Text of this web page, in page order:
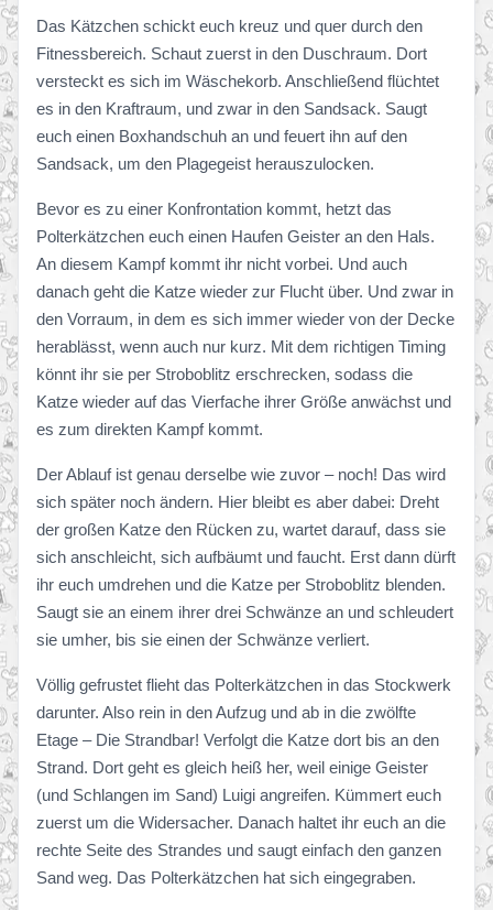
Das Kätzchen schickt euch kreuz und quer durch den
Fitnessbereich. Schaut zuerst in den Duschraum. Dort
versteckt es sich im Wäschekorb. Anschließend flüchtet
es in den Kraftraum, und zwar in den Sandsack. Saugt
euch einen Boxhandschuh an und feuert ihn auf den
Sandsack, um den Plagegeist herauszulocken.
Bevor es zu einer Konfrontation kommt, hetzt das
Polterkätzchen euch einen Haufen Geister an den Hals.
An diesem Kampf kommt ihr nicht vorbei. Und auch
danach geht die Katze wieder zur Flucht über. Und zwar in
den Vorraum, in dem es sich immer wieder von der Decke
herablässt, wenn auch nur kurz. Mit dem richtigen Timing
könnt ihr sie per Stroboblitz erschrecken, sodass die
Katze wieder auf das Vierfache ihrer Größe anwächst und
es zum direkten Kampf kommt.
Der Ablauf ist genau derselbe wie zuvor – noch! Das wird
sich später noch ändern. Hier bleibt es aber dabei: Dreht
der großen Katze den Rücken zu, wartet darauf, dass sie
sich anschleicht, sich aufbäumt und faucht. Erst dann dürft
ihr euch umdrehen und die Katze per Stroboblitz blenden.
Saugt sie an einem ihrer drei Schwänze an und schleudert
sie umher, bis sie einen der Schwänze verliert.
Völlig gefrustet flieht das Polterkätzchen in das Stockwerk
darunter. Also rein in den Aufzug und ab in die zwölfte
Etage – Die Strandbar! Verfolgt die Katze dort bis an den
Strand. Dort geht es gleich heiß her, weil einige Geister
(und Schlangen im Sand) Luigi angreifen. Kümmert euch
zuerst um die Widersacher. Danach haltet ihr euch an die
rechte Seite des Strandes und saugt einfach den ganzen
Sand weg. Das Polterkätzchen hat sich eingegraben.